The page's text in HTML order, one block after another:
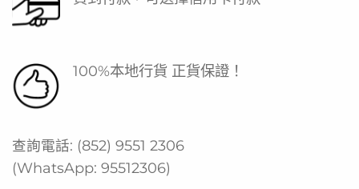
高能量（306 kcal）
求，足以維持體重及補充所需能量
細樽裝更容易飲
Protein 細細樽，營養更濃縮，不影響胃口，減輕進食壓力
100%本地行貨 正貨保證！
查詢電話: (852) 9551 2306
(WhatsApp: 95512306)